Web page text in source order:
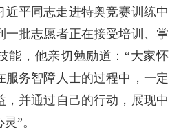
近平同志走进特奥竞赛训练中
一批志愿者正在接受培训、掌
能，他亲切勉励道：“大家怀
服务智障人士的过程中，一定
，并通过自己的行动，展现中
”。